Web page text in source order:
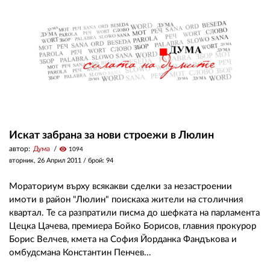
Искат забрана за нови строежи в Люлин
автор: Дума visibility 1094
вторник, 26 Април 2011 / брой: 94
Мораториум върху всякакви сделки за незастроении
имоти в район "Люлин" поискаха жители на столичния
квартал. Те са разпратили писма до шефката на парламента
Цецка Цачева, премиера Бойко Борисов, главния прокурор
Борис Велчев, кмета на София Йорданка Фандъкова и
омбудсмана Константин Пенчев...